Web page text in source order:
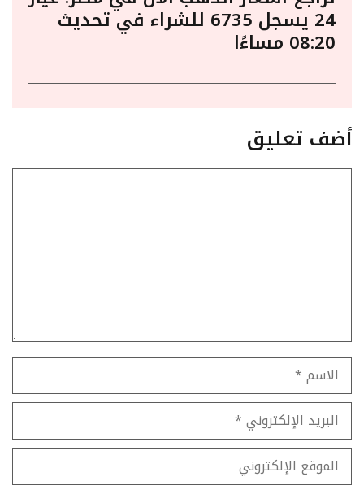
24 يسجل 6735 للشراء في تحديث
08:20 مساءًا
أضف تعليق
الاسم
البريد
الإلكتروني
الموقع
الإلكتروني